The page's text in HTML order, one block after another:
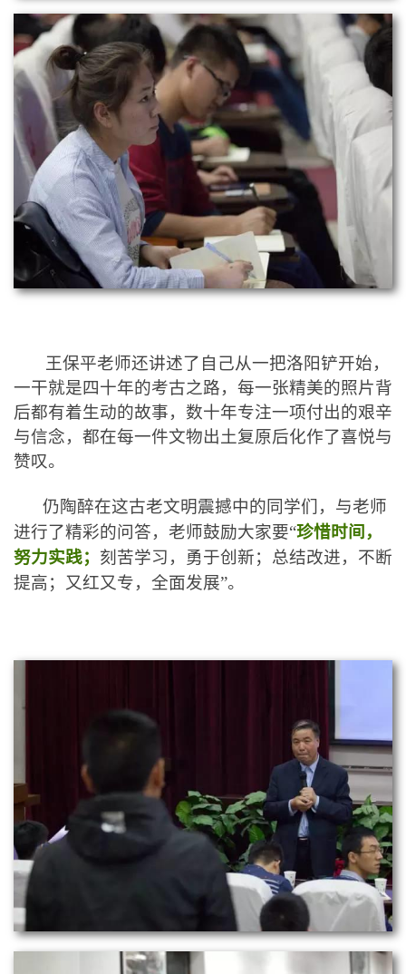
王保平老师还讲述了自己从一把洛阳铲开始，
一干就是四十年的考古之路，每一张精美的照片背
后都有着生动的故事，数十年专注一项付出的艰辛
与信念，都在每一件文物出土复原后化作了喜悦与
赞叹。
仍陶醉在这古老文明震撼中的同学们，与老师
进行了精彩的问答，老师鼓励大家要“珍惜时间，
努力实践； 刻苦学习，勇于创新；总结改进，不断
提高；又红又专，全面发展”。